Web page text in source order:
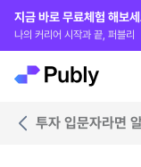
지금 바로 무료체험 해보
나의 커리어 시작과 끝, 퍼블리
투자 입문자라면